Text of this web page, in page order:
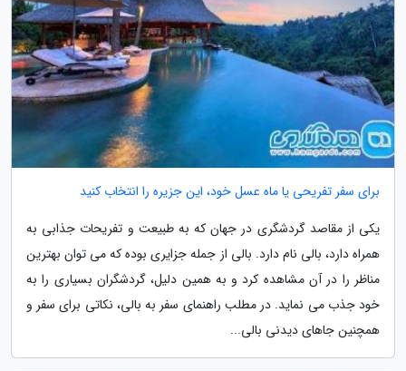
برای سفر تفریحی یا ماه عسل خود، این جزیره را انتخاب کنید
یکی از مقاصد گردشگری در جهان که به طبیعت و تفریحات جذابی به
همراه دارد، بالی نام دارد. بالی از جمله جزایری بوده که می توان بهترین
مناظر را در آن مشاهده کرد و به همین دلیل، گردشگران بسیاری را به
خود جذب می نماید. در مطلب راهنمای سفر به بالی، نکاتی برای سفر و
همچنین جاهای دیدنی بالی...